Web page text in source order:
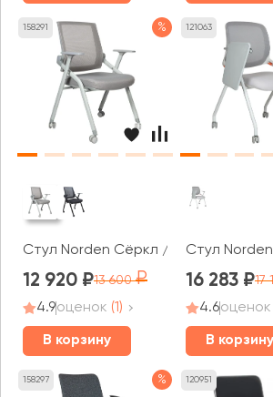
158291 %
Стул Norden Сёркл / Circle
12 920 13 600
4.9оценок (1)
В корзину
121063
Стул
16 283 17
4.6оценок
В корзину
158297 % 120951